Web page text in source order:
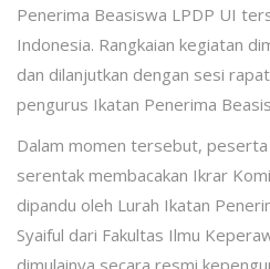
Penerima Beasiswa LPDP UI
Indonesia. Rangkaian kegiatan
dan dilanjutkan dengan sesi
pengurus Ikatan Penerima
Dalam momen tersebut,
serentak membacakan Ikrar
dipandu oleh Lurah Ikatan
Syaiful dari Fakultas Ilmu
dimulainya secara resmi